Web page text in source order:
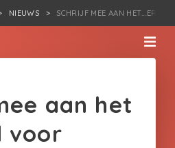
NIEUWS SCHRIJF MEE AAN
aan het
voor